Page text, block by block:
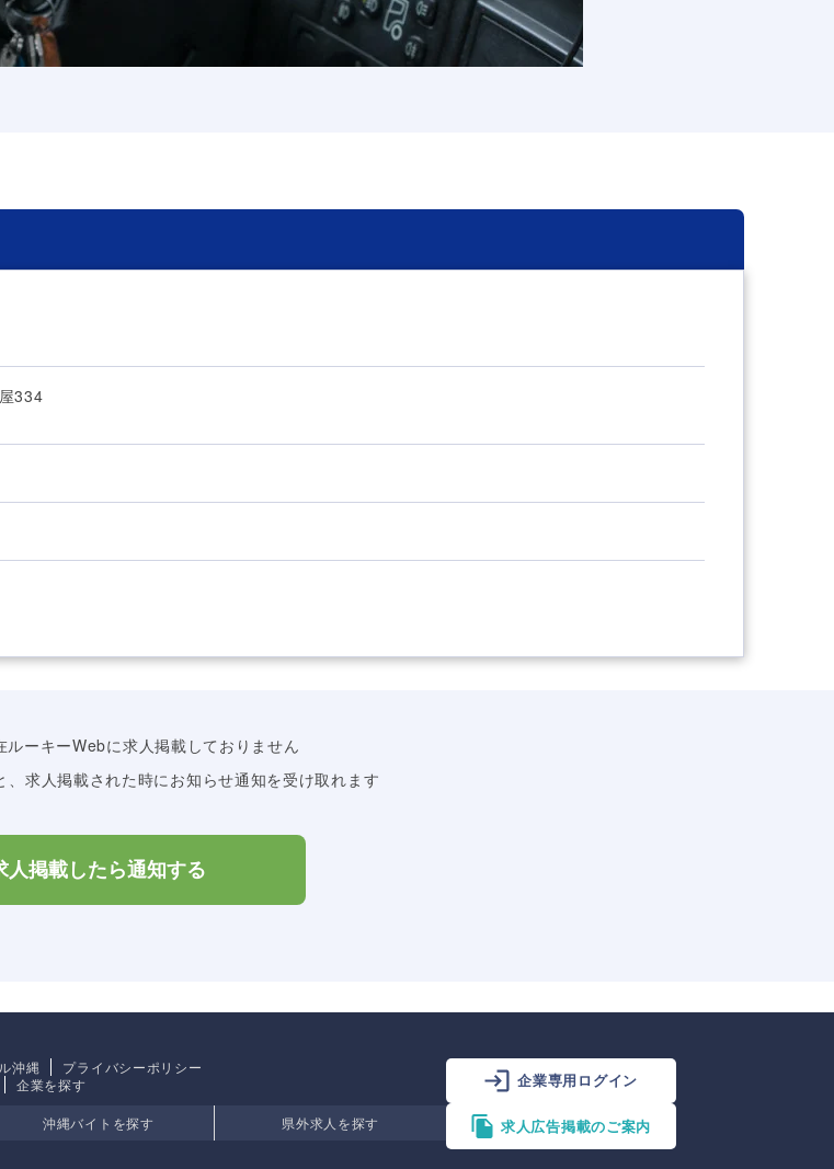
334
ルーキーWebに求人掲載しておりません
、求人掲載された時にお知らせ通知を受け取れます
人掲載したら通知する
沖縄
プライバシーポリシー
企業を探す
沖縄バイトを探す 県外求人を探す
企業専用ログイン
求人広告掲載のご案内